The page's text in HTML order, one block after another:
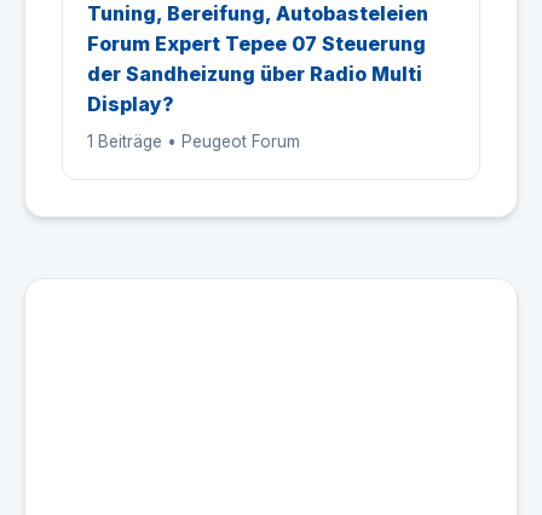
Tuning, Bereifung, Autobasteleien
Forum Expert Tepee 07 Steuerung
der Sandheizung über Radio Multi
Display?
1 Beiträge • Peugeot Forum